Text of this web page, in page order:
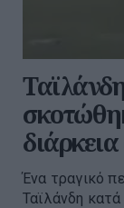
Ένα τραγικό
Ταϊλάνδη